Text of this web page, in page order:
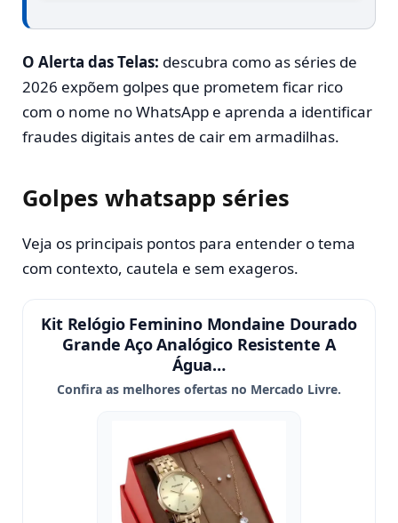
O Alerta das Telas: descubra como as séries de
2026 expõem golpes que prometem ficar rico
com o nome no WhatsApp e aprenda a identificar
fraudes digitais antes de cair em armadilhas.
Golpes whatsapp séries
Veja os principais pontos para entender o tema
com contexto, cautela e sem exageros.
Kit Relógio Feminino Mondaine Dourado
Grande Aço Analógico Resistente A
Água…
Confira as melhores ofertas no Mercado Livre.